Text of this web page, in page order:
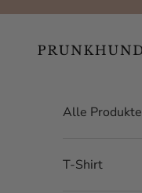
Prunkhund
Alle Produkte
T-Shirt